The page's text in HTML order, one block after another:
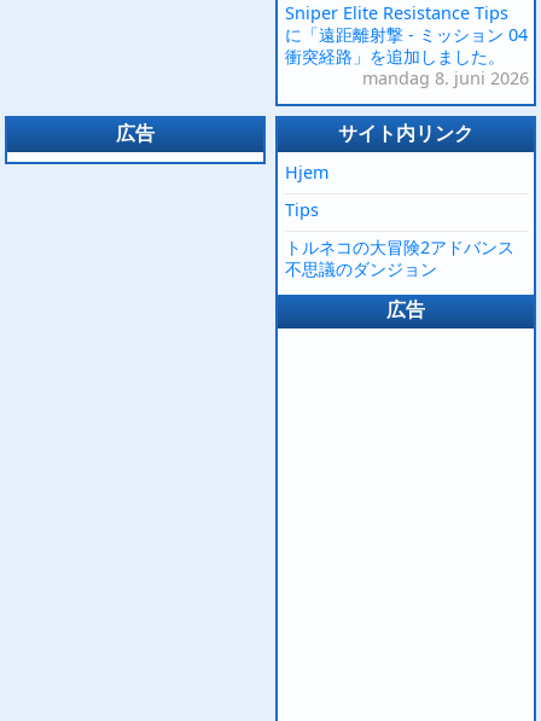
Sniper Elite Resistance Tips
に「遠距離射撃 - ミッション 04
衝突経路」を追加しました。
mandag 8. juni 2026
広告 サイト内リンク
Hjem
Tips
トルネコの大冒険2アドバンス
不思議のダンジョン
広告